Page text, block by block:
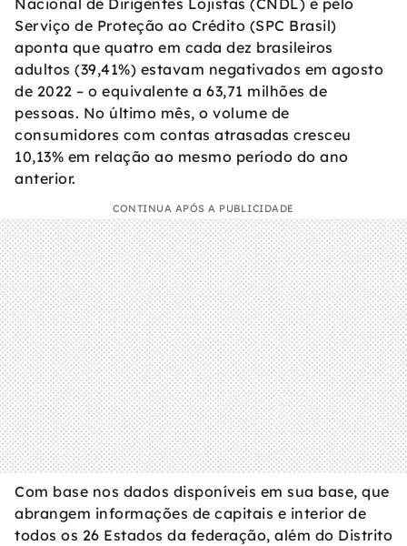
Serviço de Proteção ao Crédito (SPC Brasil)
aponta que quatro em cada dez brasileiros
adultos (39,41%) estavam negativados em agosto
de 2022 – o equivalente a 63,71 milhões de
pessoas. No último mês, o volume de
consumidores com contas atrasadas cresceu
10,13% em relação ao mesmo período do ano
anterior.
CONTINUA APÓS A PUBLICIDADE
Com base nos dados disponíveis em sua base, que
abrangem informações de capitais e interior de
todos os 26 Estados da federação, além do Distrito